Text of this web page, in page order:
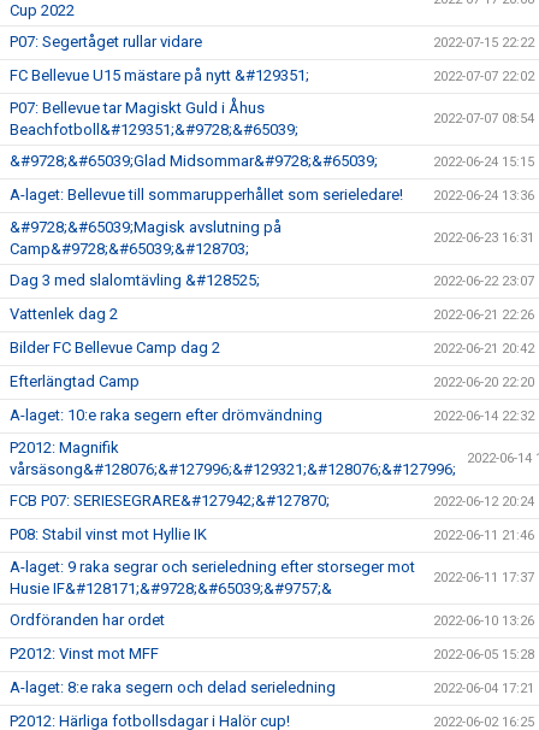
Cup 2022
P07: Segertåget rullar vidare 2022-07-15 22:22
FC Bellevue U15 mästare på nytt &#129351; 2022-07-07 22:02
P07: Bellevue tar Magiskt Guld i Åhus
Beachfotboll&#129351;&#9728;&#65039;
2022-07-07 08:54
&#9728;&#65039;Glad Midsommar&#9728;&#65039; 2022-06-24 15:15
A-laget: Bellevue till sommarupperhållet som serieledare! 2022-06-24 13:36
&#9728;&#65039;Magisk avslutning på
Camp&#9728;&#65039;&#128703;
2022-06-23 16:31
Dag 3 med slalomtävling &#128525; 2022-06-22 23:07
Vattenlek dag 2 2022-06-21 22:26
Bilder FC Bellevue Camp dag 2 2022-06-21 20:42
Efterlängtad Camp 2022-06-20 22:20
A-laget: 10:e raka segern efter drömvändning 2022-06-14 22:32
P2012: Magnifik
vårsäsong&#128076;&#127996;&#129321;&#128076;&#127996;
2022-06-14
FCB P07: SERIESEGRARE&#127942;&#127870; 2022-06-12 20:24
P08: Stabil vinst mot Hyllie IK 2022-06-11 21:46
A-laget: 9 raka segrar och serieledning efter storseger mot
Husie IF&#128171;&#9728;&#65039;&#9757;&
2022-06-11 17:37
Ordföranden har ordet 2022-06-10 13:26
P2012: Vinst mot MFF 2022-06-05 15:28
A-laget: 8:e raka segern och delad serieledning 2022-06-04 17:21
P2012: Härliga fotbollsdagar i Halör cup! 2022-06-02 16:25